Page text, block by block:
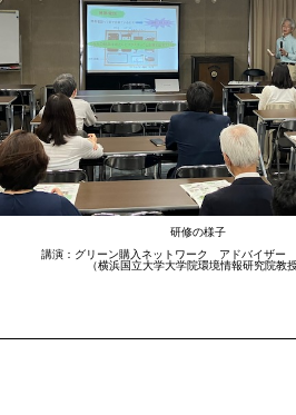
研修の様子
講演：グリーン購入ネットワーク アドバイザー
（横浜国立大学大学院環境情報研究院教